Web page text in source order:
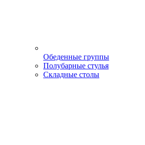
Обеденные группы
Полубарные стулья
Складные столы